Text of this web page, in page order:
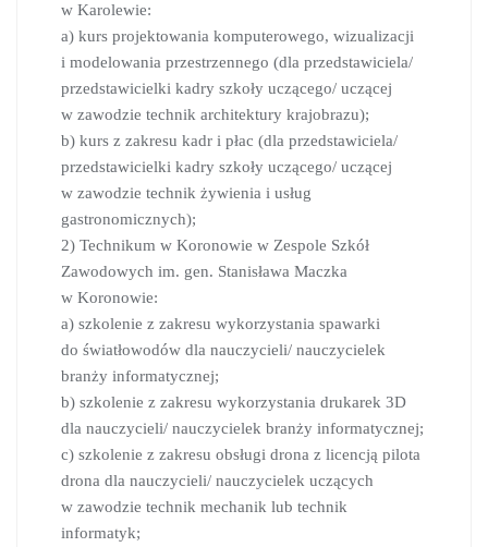
w Karolewie:
a) kurs projektowania komputerowego, wizualizacji
i modelowania przestrzennego (dla przedstawiciela/
przedstawicielki kadry szkoły uczącego/ uczącej
w zawodzie technik architektury krajobrazu);
b) kurs z zakresu kadr i płac (dla przedstawiciela/
przedstawicielki kadry szkoły uczącego/ uczącej
w zawodzie technik żywienia i usług
gastronomicznych);
2) Technikum w Koronowie w Zespole Szkół
Zawodowych im. gen. Stanisława Maczka
w Koronowie:
a) szkolenie z zakresu wykorzystania spawarki
do światłowodów dla nauczycieli/ nauczycielek
branży informatycznej;
b) szkolenie z zakresu wykorzystania drukarek 3D
dla nauczycieli/ nauczycielek branży informatycznej;
c) szkolenie z zakresu obsługi drona z licencją pilota
drona dla nauczycieli/ nauczycielek uczących
w zawodzie technik mechanik lub technik
informatyk;